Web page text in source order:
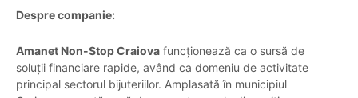
Despre companie:
Amanet Non-Stop Craiova funcționează ca o sursă de
soluții financiare rapide, având ca domeniu de activitate
principal sectorul bijuteriilor. Amplasată în municipiul